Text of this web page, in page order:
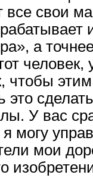
все свои
а
чтобы
это
У вас
могу
мои